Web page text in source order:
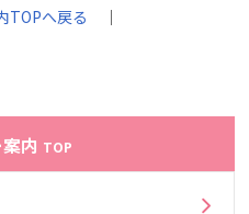
TOPへ戻る ｜
内 TOP